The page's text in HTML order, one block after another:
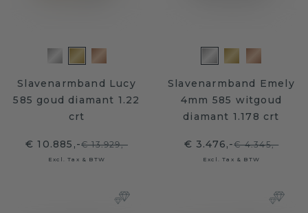
Slavenarmband Lucy
585 goud diamant 1.22
crt
€ 10.885,-€ 13.929,-
Excl. Tax & BTW
Slavenarmband Emely
4mm 585 witgoud
diamant 1.178 crt
€ 3.476,-€ 4.345,-
Excl. Tax & BTW